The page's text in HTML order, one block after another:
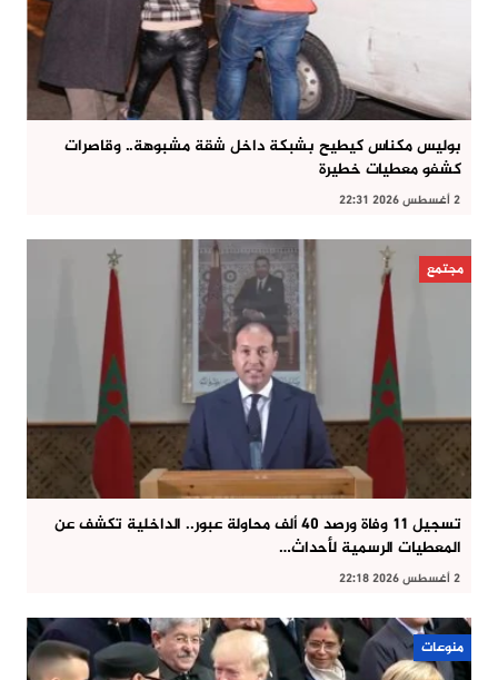
بوليس مكناس كيطيح بشبكة داخل شقة مشبوهة.. وقاصرات
كشفو معطيات خطيرة
2 أغسطس 2026 22:31
مجتمع
تسجيل 11 وفاة ورصد 40 ألف محاولة عبور.. الداخلية تكشف عن
المعطيات الرسمية لأحداث…
2 أغسطس 2026 22:18
منوعات